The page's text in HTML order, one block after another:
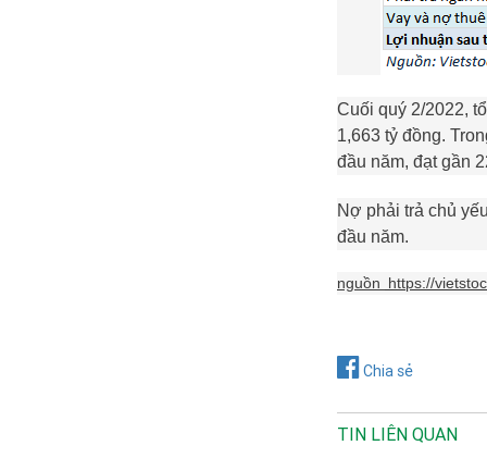
Cuối quý 2/2022,
1,663 tỷ đồng.
đầu năm, đạt gần
Nợ phải trả chủ
đầu năm.
nguồn https://
Chia sẻ
TIN LIÊN QUAN